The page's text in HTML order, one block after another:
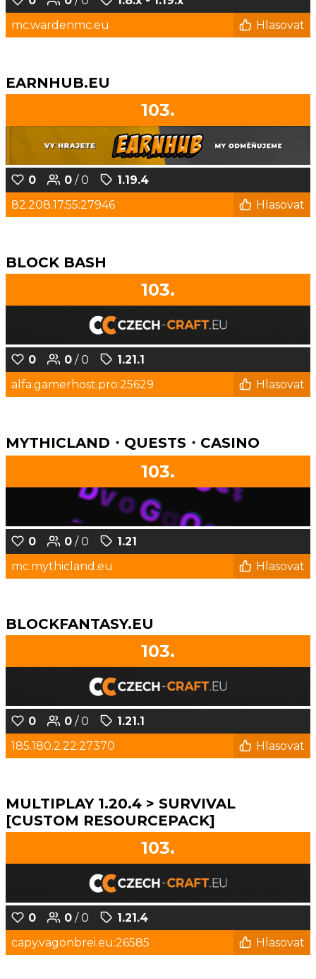
mc.wardenmc.eu
Hlasovat
EARNHUB.EU
103.
0 0 / 0
1.19.4
82.208.17.55:27946
Hlasovat
BLOCK BASH
103.
0 0 / 0
1.21.1
alfa.gamerhost.pro:25629
Hlasovat
MYTHICLAND・QUESTS・CASINO
103.
0 0 / 0
1.21
mc.mythicland.eu
Hlasovat
BLOCKFANTASY.EU
103.
0 0 / 0
1.21.1
185.180.2.22:27370
Hlasovat
MULTIPLAY 1.20.4 > SURVIVAL
[CUSTOM RESOURCEPACK]
103.
0 0 / 0
1.21.4
capy.vagonbrei.eu:26585
Hlasovat